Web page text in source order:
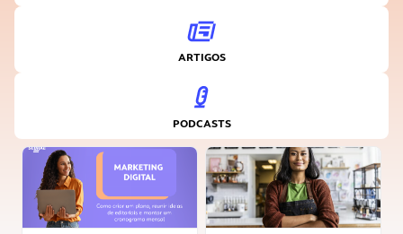
ARTIGOS
PODCASTS